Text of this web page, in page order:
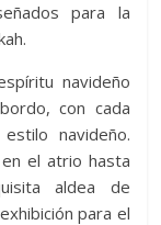
para la
navideño
con cada
navideño.
el atrio hasta
aldea de
para el